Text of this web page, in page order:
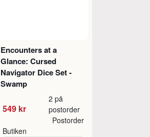
Encounters at a
Glance: Cursed
Navigator Dice Set -
Swamp
549 kr
2 på
postorder
Butiken
Postorder